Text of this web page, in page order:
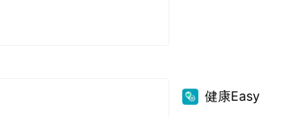
健康Easy